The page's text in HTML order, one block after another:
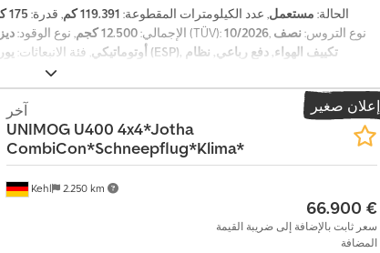
الحالة: مستعمل, عدد الكيلومترات المقطوعة: 119.391 كم , قدرة: 175 كيلوواط (237,93 حصان)
الإجمالي:12.500 كجم , نوع الوقود: , الفحص القادم (TÜV):10/2026 , نوع التروس:نصف
أوتوماتيكي, فئة الانبعاثات:
إعلان صغير
Kehl 2.250 km
آخر
UNIMOG U400 4x4*Jotha
CombiCon*Schneepflug*Klima*
‏66.900 €
سعر ثابت بالإضافة إلى ضريبة القيمة
المضافة